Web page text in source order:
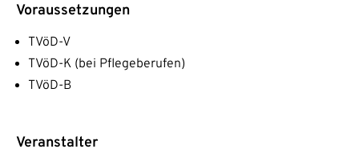
Voraussetzungen
TVöD-V
TVöD-K (bei Pflegeberufen)
TVöD-B
Veranstalter